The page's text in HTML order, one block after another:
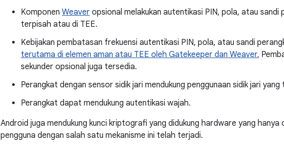
Komponen Weaver opsional melakukan autentikasi PIN, pola, atau sandi
terpisah atau di TEE.
Kebijakan pembatasan frekuensi autentikasi PIN, pola, atau sandi
terutama di elemen aman atau TEE oleh Gatekeeper dan Weaver.
sekunder opsional juga tersedia.
Perangkat dengan sensor sidik jari mendukung penggunaan sidik jari
Perangkat dapat mendukung autentikasi wajah.
Android juga mendukung kunci kriptografi yang didukung hardware yang
pengguna dengan salah satu mekanisme ini telah terjadi.